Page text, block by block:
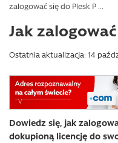
zalogować się do Plesk P ...
Jak
Ostatnia aktualizacja: 14
Dowiedz się, jak
dokupioną licencję do